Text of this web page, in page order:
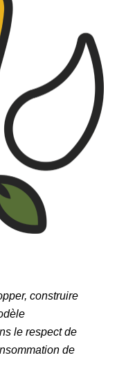
construire
le respect de
de